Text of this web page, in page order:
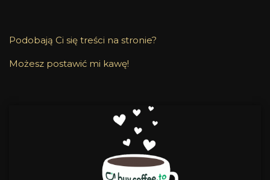
Podobają Ci się treści na stronie?
Możesz postawić mi kawę!